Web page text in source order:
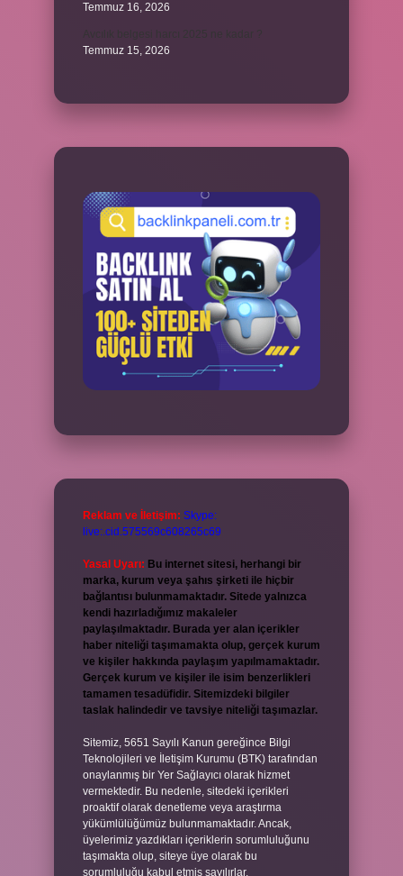
Temmuz 16, 2026
Temmuz 15, 2026
Reklam ve İletişim: Skype:
live:.cid.575569c608265c69
Yasal Uyarı: Bu internet sitesi, herhangi bir
marka, kurum veya şahıs şirketi ile hiçbir
bağlantısı bulunmamaktadır. Sitede yalnızca
kendi hazırladığımız makaleler
paylaşılmaktadır. Burada yer alan içerikler
haber niteliği taşımamakta olup, gerçek kurum
ve kişiler hakkında paylaşım yapılmamaktadır.
Gerçek kurum ve kişiler ile isim benzerlikleri
tamamen tesadüfidir. Sitemizdeki bilgiler
taslak halindedir ve tavsiye niteliği taşımazlar.
Sitemiz, 5651 Sayılı Kanun gereğince Bilgi
Teknolojileri ve İletişim Kurumu (BTK) tarafından
onaylanmış bir Yer Sağlayıcı olarak hizmet
vermektedir. Bu nedenle, sitedeki içerikleri
proaktif olarak denetleme veya araştırma
yükümlülüğümüz bulunmamaktadır. Ancak,
üyelerimiz yazdıkları içeriklerin sorumluluğunu
taşımakta olup, siteye üye olarak bu
sorumluluğu kabul etmiş sayılırlar.